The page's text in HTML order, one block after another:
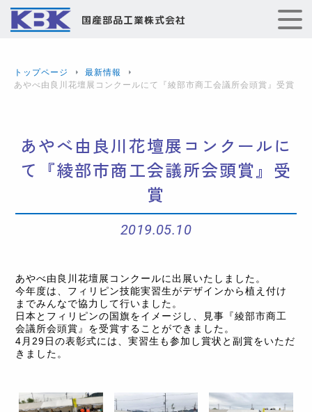
トップページ
最新情報
あやべ由良川花壇展コンクールにて『綾部市商工会議所会頭賞』受賞
あやべ由良川花壇展コンクールに
て『綾部市商工会議所会頭賞』受
賞
2019.05.10
あやべ由良川花壇展コンクールに出展いたしました。
今年度は、フィリピン技能実習生がデザインから植え付け
までみんなで協力して行いました。
日本とフィリピンの国旗をイメージし、見事『綾部市商工
会議所会頭賞』を受賞することができました。
4月29日の表彰式には、実習生も参加し賞状と副賞をいただ
きました。
国産部品工業株式会社